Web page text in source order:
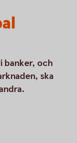
banker, och
ska